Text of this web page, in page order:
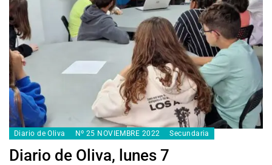
Diario de Oliva Nº 25 NOVIEMBRE 2022 Secundaria
Diario de Oliva, lunes 7